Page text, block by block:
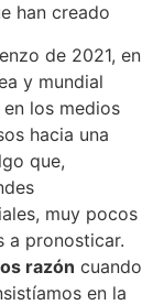
han creado
de 2021, en
y mundial
los medios
hacia una
que,
muy pocos
a pronosticar.
razón cuando
en la